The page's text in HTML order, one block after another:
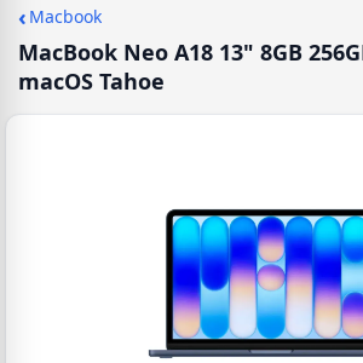
‹ Macbook
MacBook Neo A18 13" 8GB
macOS Tahoe